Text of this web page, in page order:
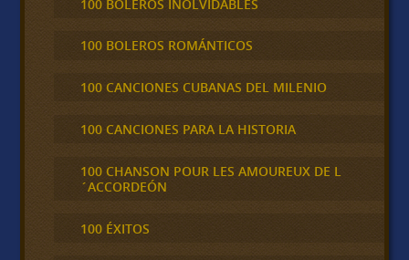
100 BOLEROS INOLVIDABLES
100 BOLEROS ROMÁNTICOS
100 CANCIONES CUBANAS DEL MILENIO
100 CANCIONES PARA LA HISTORIA
100 CHANSON POUR LES AMOUREUX DE L
´ACCORDEÓN
100 ÉXITOS